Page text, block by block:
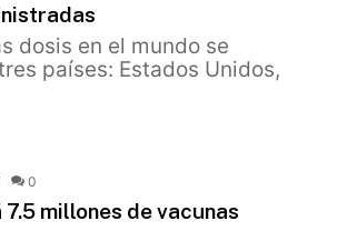
dosis en el mundo se
países: Estados Unidos,
0
7.5 millones de vacunas